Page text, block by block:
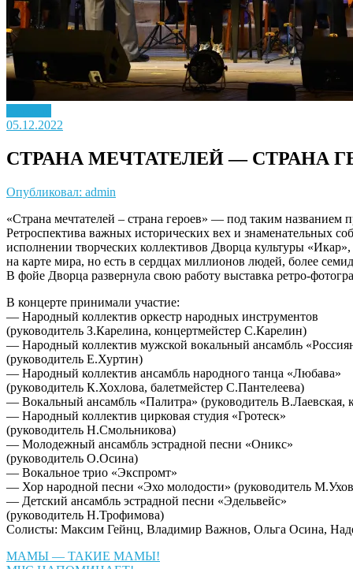
05.12.2022
СТРАНА МЕЧТАТЕЛЕЙ — СТРАНА
Опубликовал: admin
«Страна мечтателей – страна героев» — под таким
Ретроспектива важных исторических вех и знаменательных
исполнении творческих коллективов Дворца культуры
на карте мира, но есть в сердцах миллионов людей, более
В фойе Дворца развернула свою работу выставка ретро-
В концерте принимали участие:
— Народный коллектив оркестр народных инструментов
(руководитель З.Карелина, концертмейстер С.Карелин)
— Народный коллектив мужской вокальный ансамбль
(руководитель Е.Хуртин)
— Народный коллектив ансамбль народного танца «Любава»
(руководитель К.Хохлова, балетмейстер С.Пантелеева)
— Вокальный ансамбль «Палитра» (руководитель В.Лаевская,
— Народный коллектив цирковая студия «Гротеск»
(руководитель Н.Смольникова)
— Молодежный ансамбль эстрадной песни «Оникс»
(руководитель О.Осина)
— Вокальное трио «Экспромт»
— Хор народной песни «Эхо молодости» (руководитель
— Детский ансамбль эстрадной песни «Эдельвейс»
(руководитель Н.Трофимова)
Солисты: Максим Гейнц, Владимир Важнов, Ольга Осина,
Навигация
МАМЫ — ТАКИЕ МАМЫ!